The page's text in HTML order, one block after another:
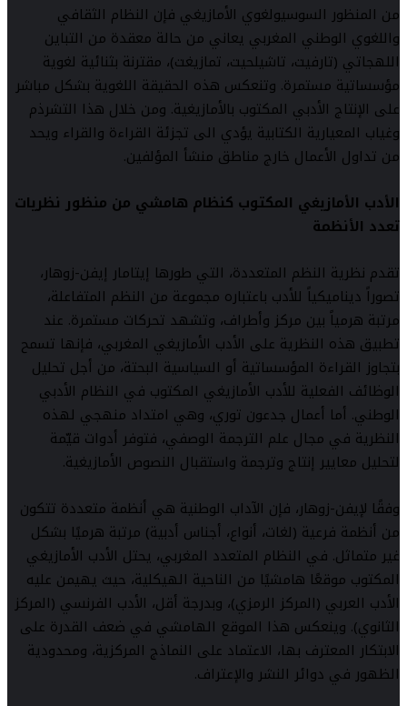
من المنظور السوسيولغوي الأمازيغي فإن النظام الثقافي
واللغوي الوطني المغربي يعاني من حالة معقدة من التباين
اللهجاتي (تارفيت، تاشيلحيت، تمازيغت)، مقترنة بثنائية لغوية
مؤسساتية مستمرة. وتنعكس هذه الحقيقة اللغوية بشكل مباشر
على الإنتاج الأدبي المكتوب بالأمازيغية. ومن خلال هذا التشرذم
وغياب المعيارية الكتابية يؤدي الى تجزئة القراءة والقراء ويحد
من تداول الأعمال خارج مناطق منشأ المؤلفين.
الأدب الأمازيغي المكتوب كنظام هامشي من منظور نظريات
تعدد الأنظمة
تقدم نظرية النظم المتعددة، التي طورها إيتامار إيفن-زوهار،
تصوراً ديناميكياً للأدب باعتباره مجموعة من النظم المتفاعلة،
مرتبة هرمياً بين مركز وأطراف، وتشهد تحركات مستمرة. عند
تطبيق هذه النظرية على الأدب الأمازيغي المغربي، فإنها تسمح
بتجاوز القراءة المؤسساتية أو السياسية البحتة، من أجل تحليل
الوظائف الفعلية للأدب الأمازيغي المكتوب في النظام الأدبي
الوطني. أما أعمال جدعون توري، وهي امتداد منهجي لهذه
النظرية في مجال علم الترجمة الوصفي، فتوفر أدوات قيّمة
لتحليل معايير إنتاج وترجمة واستقبال النصوص الأمازيغية.
وفقًا لإيفن-زوهار، فإن الآداب الوطنية هي أنظمة متعددة تتكون
من أنظمة فرعية (لغات، أنواع، أجناس أدبية) مرتبة هرميًا بشكل
غير متماثل. في النظام المتعدد المغربي، يحتل الأدب الأمازيغي
المكتوب موقعًا هامشيًا من الناحية الهيكلية، حيث يهيمن عليه
الأدب العربي (المركز الرمزي)، وبدرجة أقل، الأدب الفرنسي (المركز
الثانوي). وينعكس هذا الموقع الهامشي في ضعف القدرة على
الابتكار المعترف بها، الاعتماد على النماذج المركزية، ومحدودية
الظهور في دوائر النشر والإعتراف.